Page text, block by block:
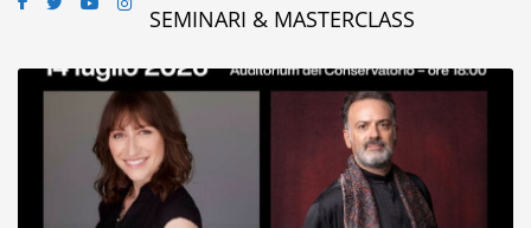
SEMINARI & MASTERCLASS